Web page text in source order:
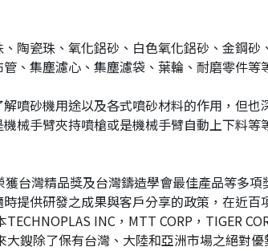
陶瓷珠、氧化鋁砂、白色氧化鋁砂、金鋼
、集塵濾心、集塵濾袋、葉輪、耐磨零件等
噴砂機用途以及各式噴砂材料的作用，但
械手臂夾持噴槍或是機械手臂自動上下料等
台灣精品獎及台灣鑄造學會最佳產品等多
提供研發之成果與客戶分享的政策，在近
INC，MTT CORP，TIGER
鎪除了保有台灣、大陸和亞洲市場之絕對